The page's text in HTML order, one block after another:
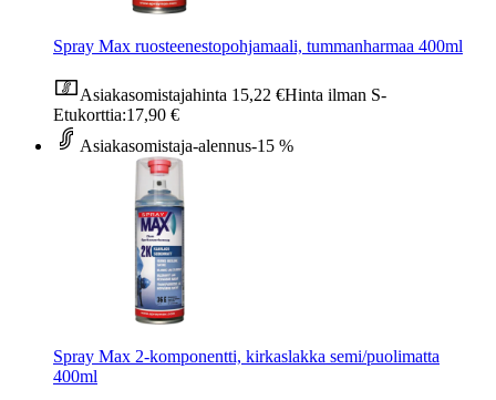
Spray Max ruosteenestopohjamaali, tummanharmaa 400ml
Asiakasomistajahinta 15,22 €Hinta ilman S-
Etukorttia:17,90 €
Asiakasomistaja-alennus-15 %
Spray Max 2-komponentti, kirkaslakka semi/puolimatta
400ml